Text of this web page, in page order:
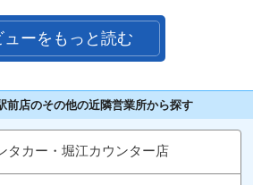
ューをもっと読む
前店のその他の近隣営業所から探す
タカー・堀江カウンター店